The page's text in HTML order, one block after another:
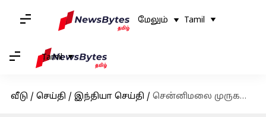
மேலும் Tamil
Tamil
வீடு / செய்தி / இந்தியா செய்தி / சென்னிமலை முருகன் கோயில் தைப்பூச தேரோட்ட திருவிழா 28ம் தேதி கொடியேற்றத்துடன் துவக்கம்